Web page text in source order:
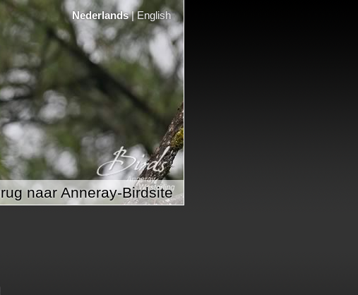
Nederlands|English
naar Anneray-Birdsite